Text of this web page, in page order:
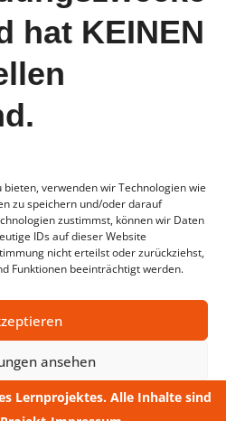
hat KEINEN
verwenden wir Technologien wie
zu speichern und/oder darauf
zustimmst, können wir Daten
IDs auf dieser Website
nicht erteilst oder zurückziehst,
Funktionen beeinträchtigt werden.
ansehen
Impressum
Lernprojektes. Alle Inhalte sind